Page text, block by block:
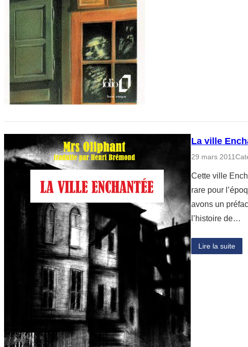
La ville
29 mars 2011
Cette ville
rare pour
avons un
l’histoire de…
Lire la suite